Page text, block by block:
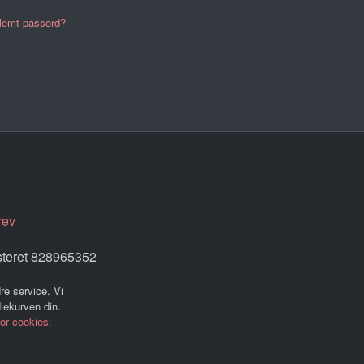
passord?
828965352
service. Vi
din.
cookies.